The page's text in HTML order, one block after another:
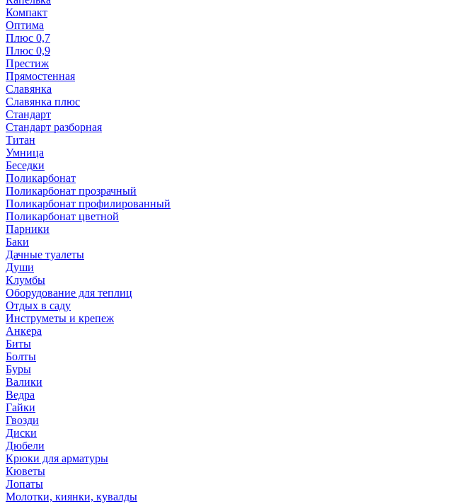
Компакт
Оптима
Плюс 0,7
Плюс 0,9
Престиж
Прямостенная
Славянка
Славянка плюс
Стандарт
Стандарт разборная
Титан
Умница
Беседки
Поликарбонат
Поликарбонат прозрачный
Поликарбонат профилированный
Поликарбонат цветной
Парники
Баки
Дачные туалеты
Души
Клумбы
Оборудование для теплиц
Отдых в саду
Инструметы и крепеж
Анкера
Биты
Болты
Буры
Валики
Ведра
Гайки
Гвозди
Диски
Дюбели
Крюки для арматуры
Кюветы
Лопаты
Молотки, киянки, кувалды